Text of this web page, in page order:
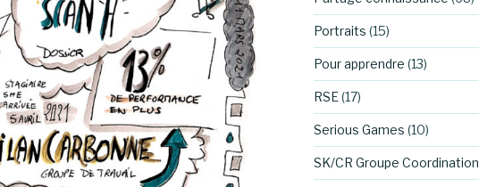
Portraits (15)
Pour apprendre (13)
RSE(17)
Serious Games (10)
SK/CR Groupe Coordination